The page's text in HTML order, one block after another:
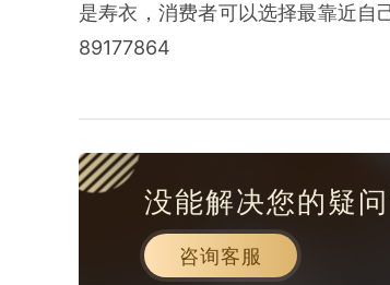
是寿衣，消费者可以选择最靠近自
89177864
没能解决您的疑
咨询客服